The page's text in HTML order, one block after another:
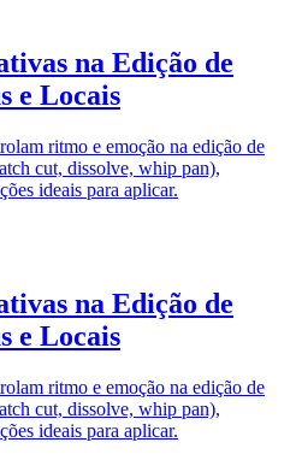
na Edição de
e Locais
ritmo e emoção na edição de
cut, dissolve, whip pan),
ideais para aplicar.
na Edição de
e Locais
ritmo e emoção na edição de
cut, dissolve, whip pan),
ideais para aplicar.